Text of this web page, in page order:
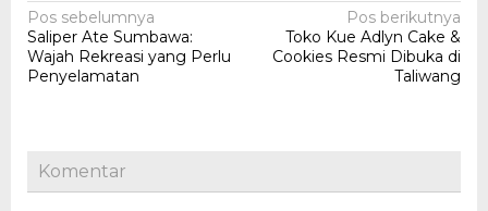
Navigasi
pos
Pos sebelumnya
Saliper Ate Sumbawa:
Wajah Rekreasi yang Perlu
Penyelamatan
Pos berikutnya
Toko Kue Adlyn Cake &
Cookies Resmi Dibuka di
Taliwang
Komentar